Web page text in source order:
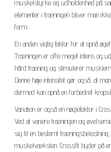
muskelstyrke og udholdenhed på
elementer i træningen bliver man
form.
En anden vigtig faktor for at opnå
Træningen er ofte meget intens og
hård træning og stimulerer
Denne høje intensitet gør også, at
dermed kan opnå en forbedret
Variation er også en nøglefaktor i
Ved at variere træningen og
sig til en bestemt
muskelvæksten. Crossfit byder på